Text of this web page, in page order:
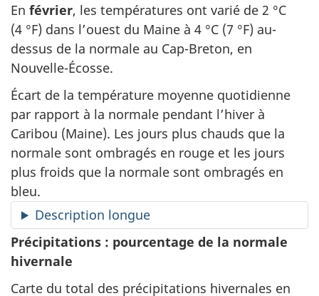
En février, les températures ont varié de 2 °C
(4 °F) dans l’ouest du Maine à 4 °C (7 °F) au-
dessus de la normale au Cap-Breton, en
Nouvelle-Écosse.
Écart de la température moyenne quotidienne
par rapport à la normale pendant l’hiver à
Caribou (Maine). Les jours plus chauds que la
normale sont ombragés en rouge et les jours
plus froids que la normale sont ombragés en
bleu.
Description longue
Précipitations : pourcentage de la normale
hivernale
Carte du total des précipitations hivernales en